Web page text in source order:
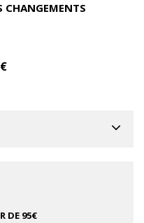
CHANGEMENTS
DE 95€